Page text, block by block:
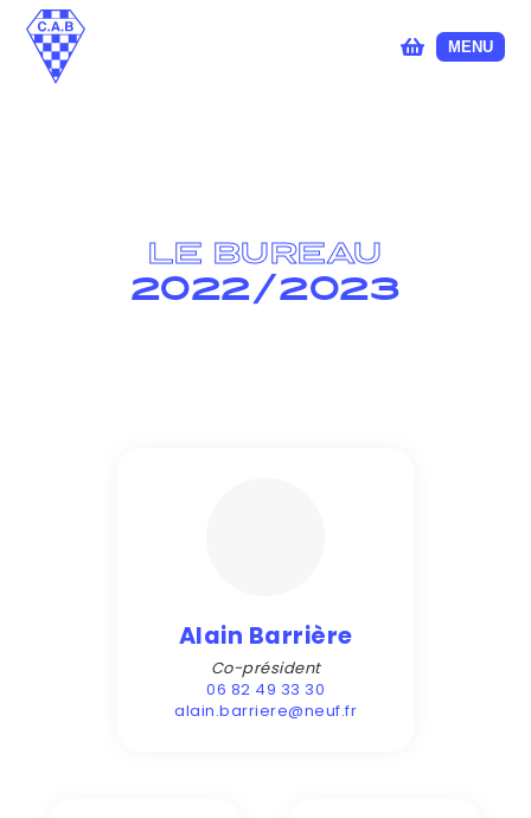
MENU
LE BUREAU
2022/2023
Alain Barrière
Co-président
06 82 49 33 30
alain.barriere@neuf.fr